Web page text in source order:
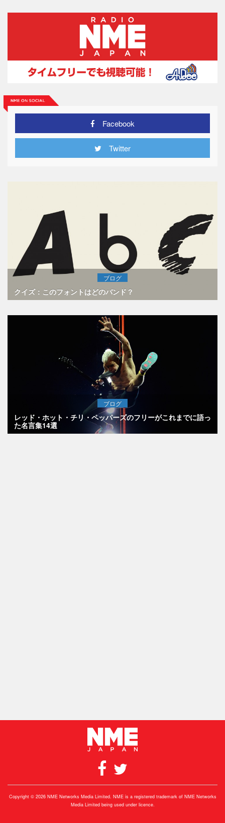
Facebook
Twitter
ブログ
クイズ：このフォントはどのバンド？
ブログ
レッド・ホット・チリ・ペッパーズのフリーがこれまでに語っ
た名言集14選
Copyright © 2026 NME Networks Media Limited. NME is a registered trademark of NME Networks
Media Limited being used under licence.